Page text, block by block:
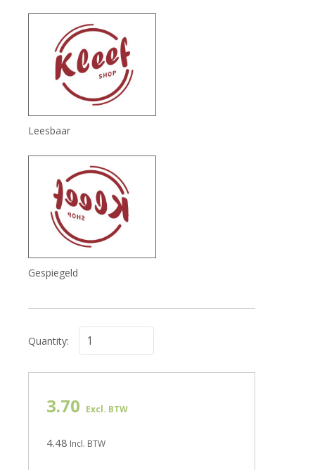
Leesbaar
Gespiegeld
Quantity:
3.70 Excl. BTW
4.48 Incl. BTW